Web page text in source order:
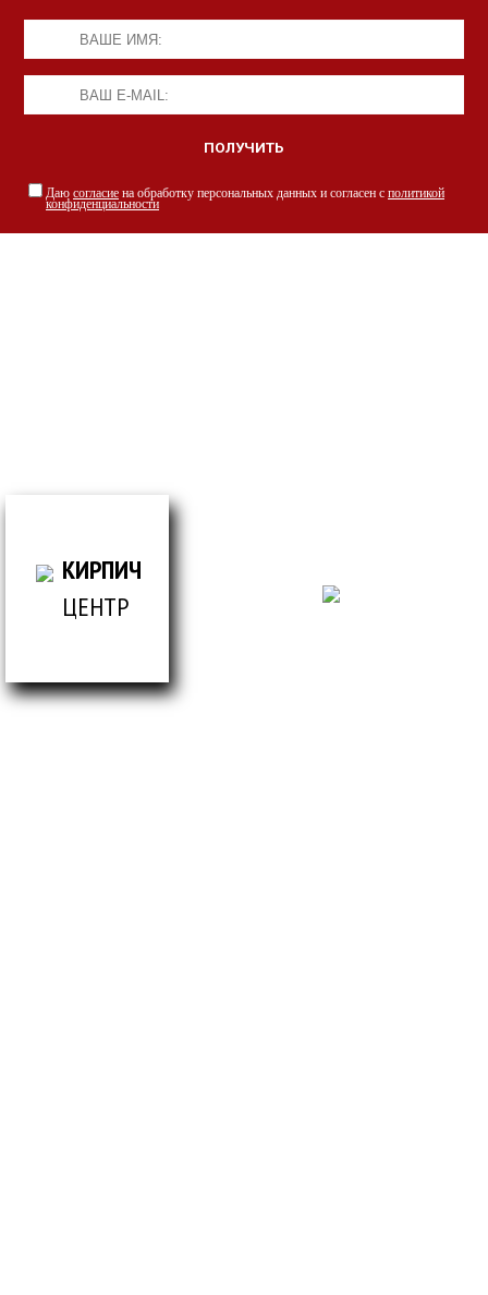
Даю согласие на обработку персональных данных и согласен с политикой
конфиденциальности
КИРПИЧ
ЦЕНТР